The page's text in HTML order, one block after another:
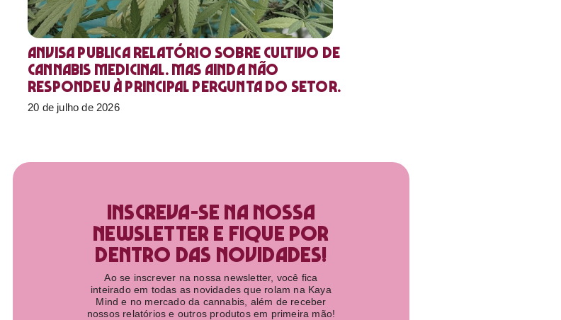
Anvisa publica relatório sobre cultivo de
Cannabis medicinal. Mas ainda não
respondeu à principal pergunta do setor.
20 de julho de 2026
Inscreva-se na nossa
newsletter e fique por
dentro das novidades!​
Ao se inscrever na nossa newsletter, você fica
inteirado em todas as novidades que rolam na Kaya
Mind e no mercado da cannabis, além de receber
nossos relatórios e outros produtos em primeira mão!